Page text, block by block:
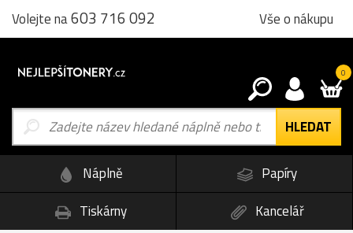
Volejte na603 716 092 Vše o nákupu
0
Náplně
Papíry
Tiskárny
Kancelář